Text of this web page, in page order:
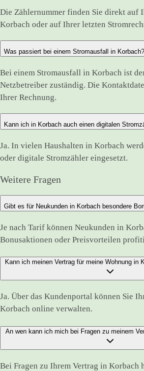
Die Zählernummer finden Sie direkt auf
Korbach oder auf Ihrer letzten
Was passiert bei einem Stromausfall in Korbach?
Bei einem Stromausfall in Korbach ist
Netzbetreiber zuständig. Die
Ihrer Rechnung.
Kann ich in Korbach auch einen digitalen
Ja. In vielen Haushalten in Korbach
oder digitale Stromzähler eingesetzt.
Weitere Fragen
Gibt es für Neukunden in Korbach besondere
Je nach Tarif können Neukunden in
Bonusaktionen oder Preisvorteilen
Kann ich meinen Vertrag für meine Wohnung in
Ja. Über das Kundenportal können Sie
Korbach online verwalten.
An wen kann ich mich bei Fragen zu meinem
Bei Fragen zu Ihrem Vertrag in Korbach